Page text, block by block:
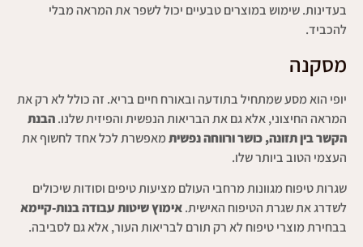
בעדינות. שימוש במוצרים טבעיים יכול לשפר את המראה מבלי
להכביד.
מסקנה
יופי הוא מסע שמתחיל בתודעה ובאורח חיים בריא. זה כולל לא רק את
המראה החיצוני, אלא גם את הבריאות הנפשית והפיזית שלנו.הבנת
הקשר בין תזונה, כושר ורווחה נפשיתמאפשרת לכל אחד לחשוף את
העצמי הטוב ביותר שלו.
שגרות טיפוח מגוונות מרחבי העולם מציעות טיפים וסודות שיכולים
לשדרג את שגרת הטיפוח האישית.אימוץ שיטות עבודה בנות-קיימא
בבחירת מוצרי טיפוח לא רק תורם לבריאות העור, אלא גם לסביבה.